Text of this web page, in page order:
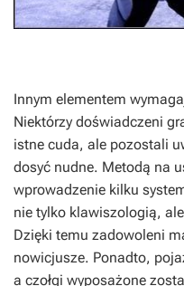
Innym elementem
Niektórzy doświadczeni
istne cuda, ale pozostali
dosyć nudne. Metodą na
wprowadzenie kilku
nie tylko klawiszologią,
Dzięki temu zadowoleni
nowicjusze. Ponadto,
a czołgi wyposażone